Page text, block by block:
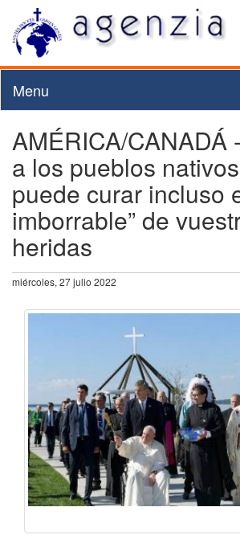
Menu
AMÉRICA/CANADÁ
a los pueblos
puede curar incluso
imborrable” de
heridas
miércoles, 27 julio 2022